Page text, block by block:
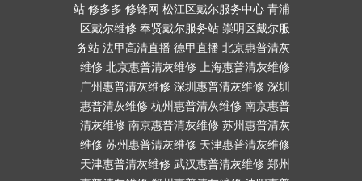
站 修多多 修锋网 松江区戴尔服务中心 青浦
区戴尔维修 奉贤戴尔服务站 崇明区戴尔服
务站 法甲高清直播 德甲直播 北京惠普清灰
维修 北京惠普清灰维修 上海惠普清灰维修
广州惠普清灰维修 深圳惠普清灰维修 深圳
惠普清灰维修 杭州惠普清灰维修 南京惠普
清灰维修 南京惠普清灰维修 苏州惠普清灰
维修 苏州惠普清灰维修 天津惠普清灰维修
天津惠普清灰维修 武汉惠普清灰维修 郑州